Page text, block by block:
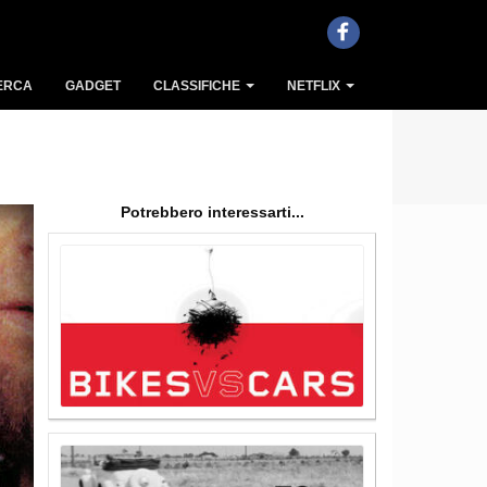
GADGET CLASSIFICHE NETFLIX
Potrebbero interessarti...